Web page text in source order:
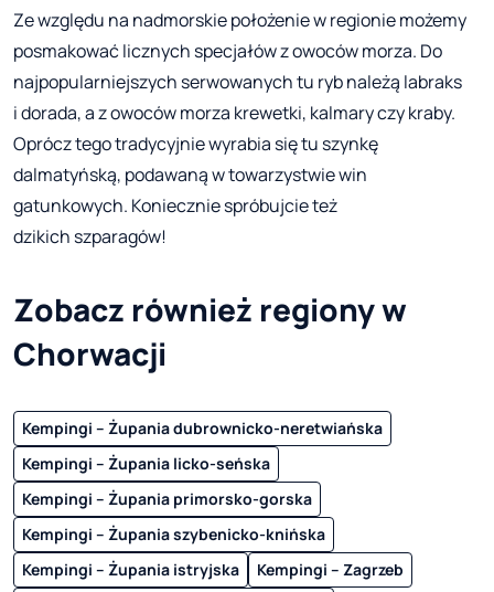
Ze względu na nadmorskie położenie w regionie możemy
posmakować licznych specjałów z owoców morza. Do
najpopularniejszych serwowanych tu ryb należą labraks
i dorada, a z owoców morza krewetki, kalmary czy kraby.
Oprócz tego tradycyjnie wyrabia się tu szynkę
dalmatyńską, podawaną w towarzystwie win
gatunkowych. Koniecznie spróbujcie też
dzikich szparagów!
Zobacz również regiony w
Chorwacji
Kempingi – Żupania dubrownicko-neretwiańska
Kempingi – Żupania licko-seńska
Kempingi – Żupania primorsko-gorska
Kempingi – Żupania szybenicko-knińska
Kempingi – Żupania istryjska
Kempingi – Zagrzeb